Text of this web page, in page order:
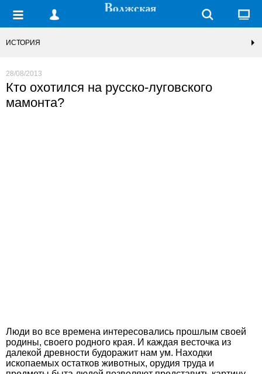
ИСТОРИЯ
28/08/2013
Кто охотился на русско-луговского
мамонта?
Люди во все времена интересовались прошлым своей
родины, своего родного края. И каждая весточка из
далекой древности будоражит нам ум. Находки
ископаемых остатков животных, орудия труда и